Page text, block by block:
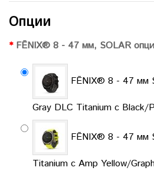
Опции
FĒNIX® 8 - 47 мм, SOLAR
FĒNIX® 8 - 47 мм
Gray DLC Titanium с Black/
FĒNIX® 8 - 47 мм
Titanium с Amp Yellow/